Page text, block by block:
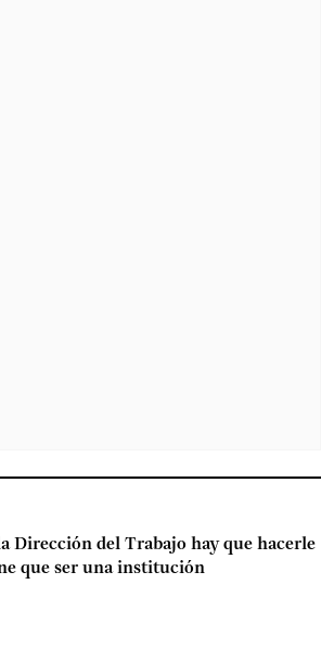
Dirección del Trabajo hay que hacerle
que ser una institución